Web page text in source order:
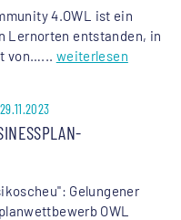
4.OWL ist ein
Lernorten entstanden, in
von…... weiterlesen
29.11.2023
Gelungener
OWL